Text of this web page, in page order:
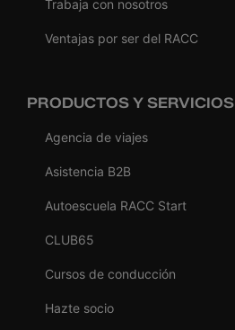
Trabaja con nosotros
Ventajas por ser del RACC
PRODUCTOS Y SERVICIOS
Agencia de viajes
Asistencia B2B
Autoescuela RACC Start
CLUB65
Cursos de conducción
Hazte socio